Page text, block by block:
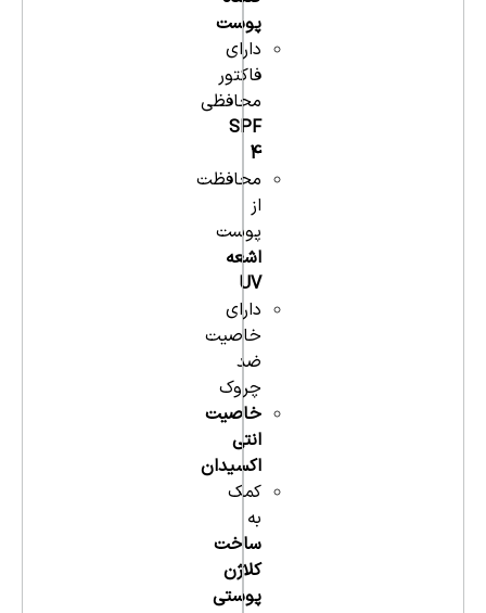
پوست
دارای
فاکتور
محافظی
SPF
4
محافظت
از
پوست
اشعه
UV
دارای
خاصیت
ضد
چروک
خاصیت
انتی
اکسیدان
کمک
به
ساخت
کلاژن
پوستی